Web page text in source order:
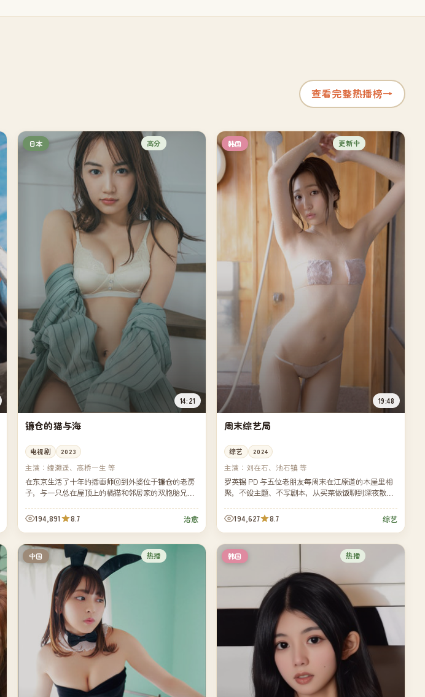
查看完整热播榜→
日本 高分
14:21
镰仓的猫与海
电视剧 2023
主演：绫濑遥、高桥一生 等
在东京生活了十年的插画师回到外婆位于镰仓的老房
子，与一只总在屋顶上的橘猫和邻居家的双胞胎兄
194,891 8.7 治愈
韩国 更新中
19:48
周末综艺局
综艺 2024
主演： 刘在石、池石镇 等
罗英锡 PD 与五位老朋友每周末在江原道的木屋里相
聚，不设主题、不写剧本，从买菜做饭聊到深夜散步
194,627 8.7 综艺
中国 热播 韩国 热播